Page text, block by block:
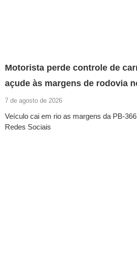
Motorista perde controle de
açude às margens de rodovia
7 de agosto de 2026
Veículo cai em rio as margens da PB-
Redes Sociais